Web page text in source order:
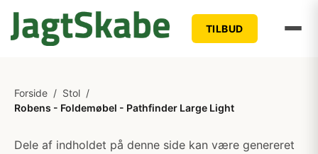
TILBUD
Forside / Stol /
Robens - Foldemøbel - Pathfinder Large Light
Dele af indholdet på denne side kan være genereret